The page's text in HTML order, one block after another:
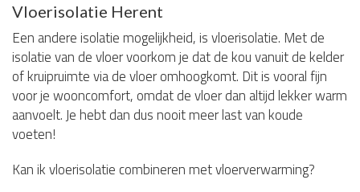
Vloerisolatie Herent
Een andere isolatie mogelijkheid, is vloerisolatie. Met de
isolatie van de vloer voorkom je dat de kou vanuit de kelder
of kruipruimte via de vloer omhoogkomt. Dit is vooral fijn
voor je wooncomfort, omdat de vloer dan altijd lekker warm
aanvoelt. Je hebt dan dus nooit meer last van koude
voeten!
Kan ik vloerisolatie combineren met vloerverwarming?